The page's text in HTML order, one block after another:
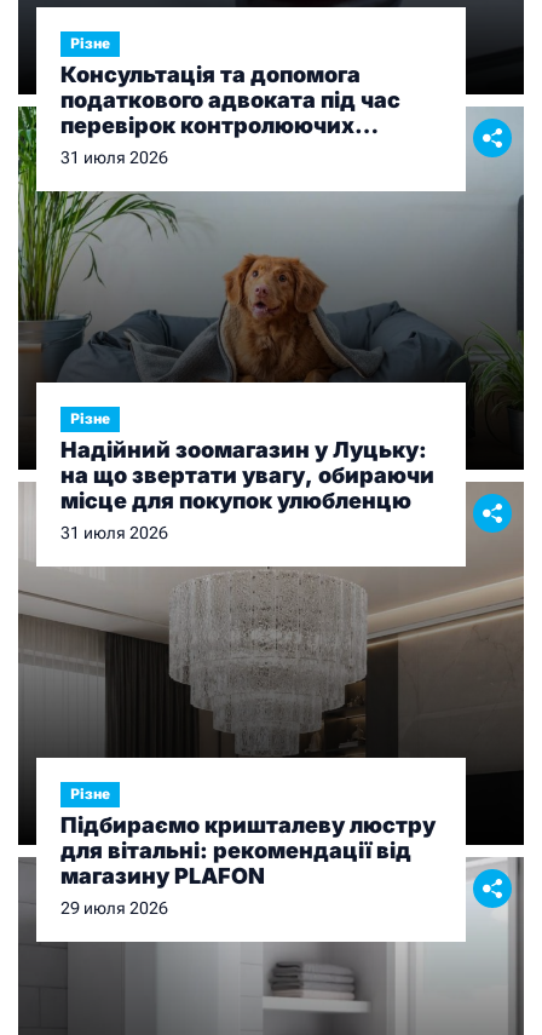
Різне
Консультація та допомога
податкового адвоката під час
перевірок контролюючих
органів
31 июля 2026
Різне
Надійний зоомагазин у Луцьку:
на що звертати увагу, обираючи
місце для покупок улюбленцю
31 июля 2026
Різне
Підбираємо кришталеву люстру
для вітальні: рекомендації від
магазину PLAFON
29 июля 2026